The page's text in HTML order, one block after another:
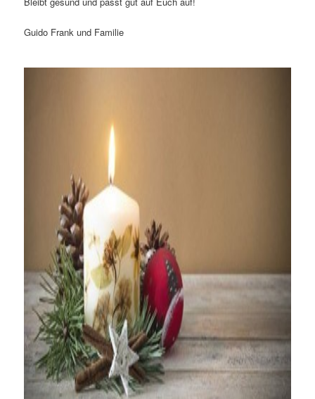
Guido Frank und Familie